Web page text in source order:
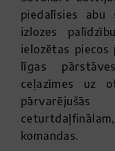
piedalīsies abu
izlozes
ielozētas
līgas
ceļazīmes uz
komandas.